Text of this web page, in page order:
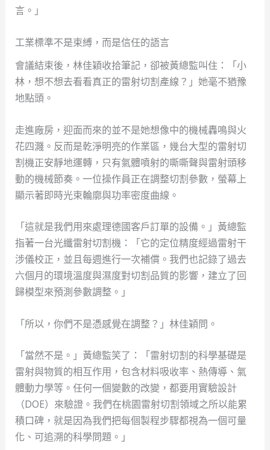
言。」
工業標準不是束縛，而是信任的語言
會議結束後，林佳穎收拾筆記，卻被黃總監叫住：「小
林，想不想去看看真正的雷射切割產線？」她毫不猶豫
地點頭。
走進廠房，迎面而來的並不是她想像中的機械轟鳴與火
花四濺。反而是乾淨明亮的作業區，幾台大型的雷射切
割機正安靜地運轉，只有氣體噴射的嘶嘶聲與雷射頭移
動的機械節奏。一位操作員正在調整切割參數，螢幕上
顯示著即時光束輪廓與功率密度曲線。
「這就是我們用來處理德國客戶訂單的設備。」黃總監
指著一台光纖雷射切割機：「它的定位精度經過雷射干
涉儀校正，並且每週進行一次補償。我們也記錄了過去
六個月的環境溫度與濕度對切割品質的影響，建立了回
歸模型來預測參數調整。」
「所以，你們不是憑感覺在調整？」林佳穎問。
「當然不是。」黃總監笑了：「雷射切割的科學基礎是
雷射與物質的相互作用，包含材料吸收率、熱傳導、氣
體動力學等。任何一個變數的改變，都要用實驗設計
（DOE）來驗證。我們在桃園雷射切割領域之所以能累
積口碑，就是因為我們把每個製程步驟都視為一個可量
化、可追溯的科學問題。」